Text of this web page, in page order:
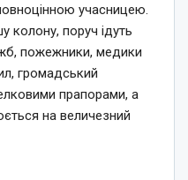
учасницею.
колону, поруч ідуть
пожежники, медики
громадський
прапорами, а
на величезний